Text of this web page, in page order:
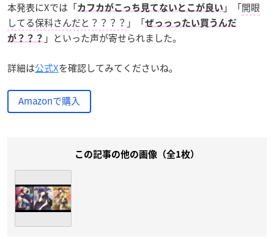
本発表にXでは「カフカがこっち見てないとこが良い 」「開眼
してる保科さんだと？？？？ 」「ぜっっったい買うんだ
が？？？ 」といった声が寄せられました。
詳細は公式Xを確認してみてくださいね。
Amazonで購入
この記事の他の画像（全1枚）